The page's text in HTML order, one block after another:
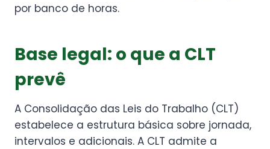
por banco de horas.
Base legal: o que a CLT
prevê
A Consolidação das Leis do Trabalho (CLT)
estabelece a estrutura básica sobre jornada,
intervalos e adicionais. A CLT admite a